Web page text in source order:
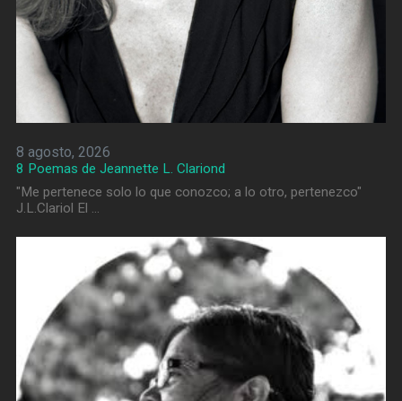
8 agosto, 2026
8 Poemas de Jeannette L. Clariond
"Me pertenece solo lo que conozco; a lo otro, pertenezco"
J.L.Clariol El …